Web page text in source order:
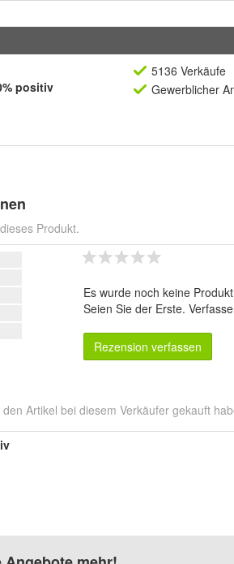
positiv
5136 Verkäufe
Gewerblicher
Produkt.
Es wurde noch keine
Seien Sie der Erste.
Rezension verfassen
Artikel bei diesem Verkäufer gekauft